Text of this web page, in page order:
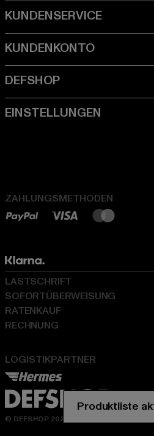
ZAHLUNGSMETHODEN
LOGISTIKPARTNER
LASTSCHRIFT
SOFORTÜBERWEISUNG
RATENKAUF
RECHNUNG
© DEFSHOP 2026. Alle Rechte vorbehalten